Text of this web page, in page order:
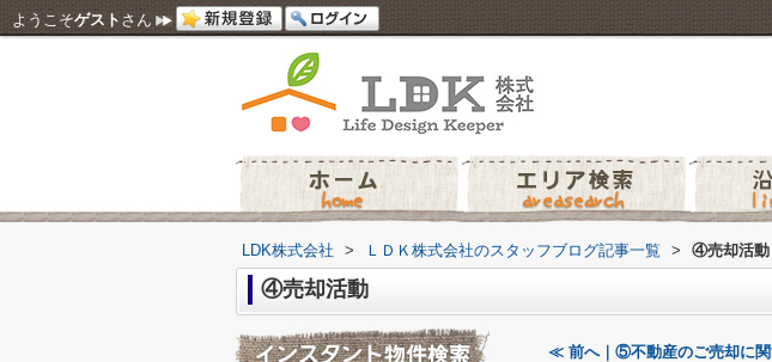
ようこそゲスト さん
LDK株式会社 > ＬＤＫ株式会社のスタッフブログ記事一覧 > ④売却活動
④売却活動
≪ 前へ｜⑤不動産のご売却に関